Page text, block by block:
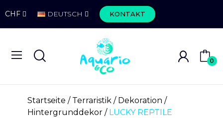
CHF DEUTSCH KONTAKT
0
Startseite Terraristik
Dekoration
Hintergrunddekor
LUCKY REPTILE